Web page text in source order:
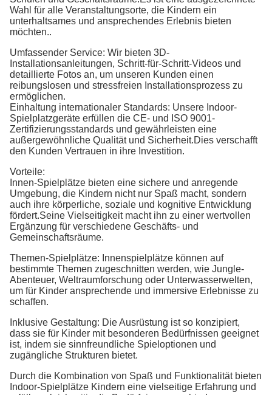
Wahl für alle Veranstaltungsorte, die Kindern ein
unterhaltsames und ansprechendes Erlebnis bieten
möchten..
Umfassender Service: Wir bieten 3D-
Installationsanleitungen, Schritt-für-Schritt-Videos und
detaillierte Fotos an, um unseren Kunden einen
reibungslosen und stressfreien Installationsprozess zu
ermöglichen.
Einhaltung internationaler Standards: Unsere Indoor-
Spielplatzgeräte erfüllen die CE- und ISO 9001-
Zertifizierungsstandards und gewährleisten eine
außergewöhnliche Qualität und Sicherheit.Dies verschafft
den Kunden Vertrauen in ihre Investition.
Vorteile:
Innen-Spielplätze bieten eine sichere und anregende
Umgebung, die Kindern nicht nur Spaß macht, sondern
auch ihre körperliche, soziale und kognitive Entwicklung
fördert.Seine Vielseitigkeit macht ihn zu einer wertvollen
Ergänzung für verschiedene Geschäfts- und
Gemeinschaftsräume.
Themen-Spielplätze: Innenspielplätze können auf
bestimmte Themen zugeschnitten werden, wie Jungle-
Abenteuer, Weltraumforschung oder Unterwasserwelten,
um für Kinder ansprechende und immersive Erlebnisse zu
schaffen.
Inklusive Gestaltung: Die Ausrüstung ist so konzipiert,
dass sie für Kinder mit besonderen Bedürfnissen geeignet
ist, indem sie sinnfreundliche Spieloptionen und
zugängliche Strukturen bietet.
Durch die Kombination von Spaß und Funktionalität bieten
Indoor-Spielplätze Kindern eine vielseitige Erfahrung und